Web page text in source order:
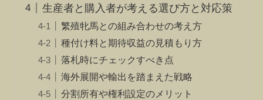
生産者と購入者が考える選び方と対応策
繁殖牝馬との組み合わせの考え方
種付け料と期待収益の見積もり方
落札時にチェックすべき点
海外展開や輸出を踏まえた戦略
分割所有や権利設定のメリット